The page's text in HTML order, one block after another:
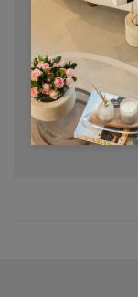
Após muito